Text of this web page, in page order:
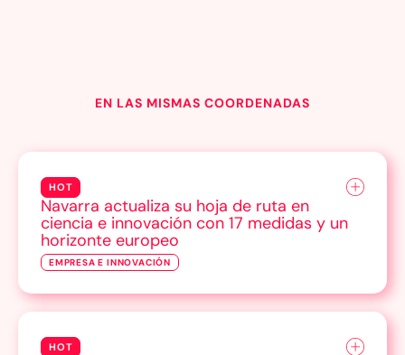
EN LAS MISMAS COORDENADAS
HOT
Navarra actualiza su hoja de ruta en
ciencia e innovación con 17 medidas y un
horizonte europeo
EMPRESA E INNOVACIÓN
HOT